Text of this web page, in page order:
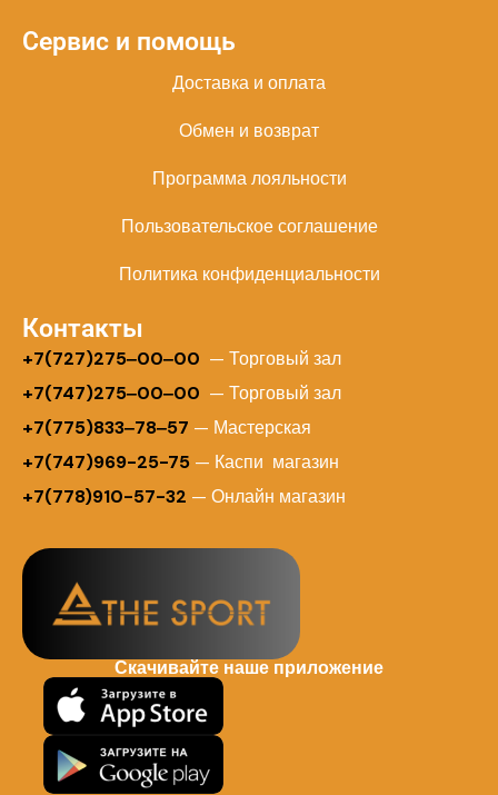
Сервис и помощь
Доставка и оплата
Обмен и возврат
Программа лояльности
Пользовательское соглашение
Политика конфиденциальности
Контакты
+7(727)275‒00‒00 — Торговый зал
+7(747)275‒00‒00 — Торговый зал
+7(775)833‒78‒57 — Мастерская
+7(747)969-25-75 — Каспи магазин
+7(778)910-57-32 — Онлайн магазин
Скачивайте наше приложение